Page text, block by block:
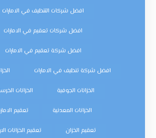
افضل شركات التنظيف في الامارات
افضل شركات تعقيم في الامارات
افضل شركة تعقيم في الامارات
افضل شركة تنظيف في الامارات
الخزانات الجوفية الخزانات
الخزانات المعدنية تعقيم
تعقيم الخزان تعقيم الخزانات